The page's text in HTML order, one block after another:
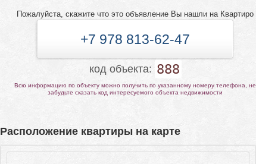
Пожалуйста, скажите что это объявление Вы нашли на Квартиро
+7 978 813-62-47
код объекта: 888
Всю информацию по объекту можно получить по указанному номеру телефона, не
забудьте сказать код интересуемого объекта недвижимости
Расположение квартиры на карте